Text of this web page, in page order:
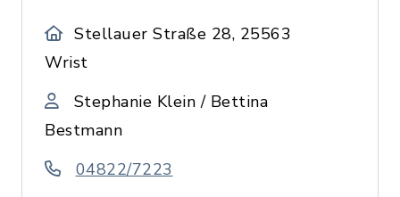
Stellauer Straße 28, 25563
Wrist
Stephanie Klein / Bettina
Bestmann
04822/7223